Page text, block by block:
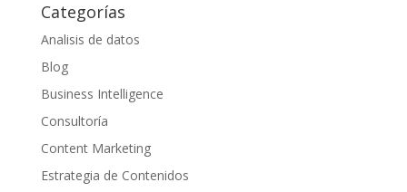
Categorías
Analisis de datos
Blog
Business Intelligence
Consultoría
Content Marketing
Estrategia de Contenidos